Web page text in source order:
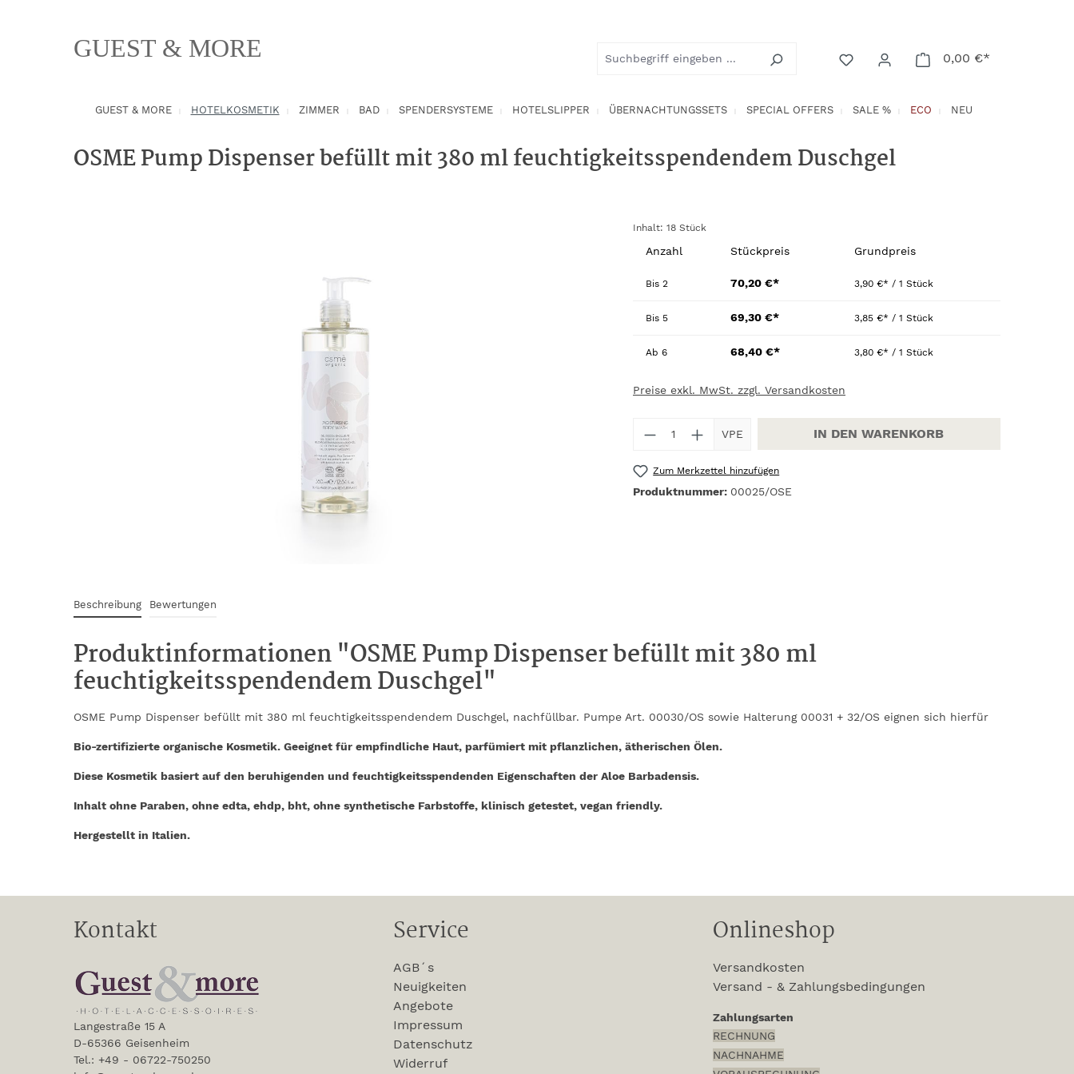
GUEST & MORE 0,00 €*
GUEST & MORE HOTELKOSMETIK ZIMMER BAD SPENDERSYSTEME HOTELSLIPPER ÜBERNACHTUNGSSETS SPECIAL OFFERS SALE % ECO NEU
OSME Pump Dispenser befüllt mit 380 ml feuchtigkeitsspendendem Duschgel
Inhalt: 18 Stück
Anzahl Stückpreis Grundpreis
Bis 2 70,20 €* 3,90 €* / 1 Stück
Bis 5 69,30 €* 3,85 €* / 1 Stück
Ab 6 68,40 €* 3,80 €* / 1 Stück
Preise exkl. MwSt. zzgl. Versandkosten
Produkt Anzahl: Gib den gewünschten Wert
VPE IN DEN WARENKORB
Zum Merkzettel hinzufügen
Produktnummer: 00025/OSE
Beschreibung Bewertungen
Produktinformationen "OSME Pump Dispenser befüllt mit 380 ml
feuchtigkeitsspendendem Duschgel"
OSME Pump Dispenser befüllt mit 380 ml feuchtigkeitsspendendem Duschgel, nachfüllbar. Pumpe Art. 00030/OS sowie Halterung 00031 + 32/OS eignen sich hierfür
Bio-zertifizierte organische Kosmetik. Geeignet für empfindliche Haut, parfümiert mit pflanzlichen, ätherischen Ölen.
Diese Kosmetik basiert auf den beruhigenden und feuchtigkeitsspendenden Eigenschaften der Aloe Barbadensis.
Inhalt ohne Paraben, ohne edta, ehdp, bht, ohne synthetische Farbstoffe, klinisch getestet, vegan friendly.
Hergestellt in Italien.
Kontakt
Langestraße 15 A
D-65366 Geisenheim
Tel.: +49 - 06722-750250
Service
AGB´s
Neuigkeiten
Angebote
Impressum
Datenschutz
Widerruf
Onlineshop
Versandkosten
Versand - & Zahlungsbedingungen
Zahlungsarten
RECHNUNG
NACHNAHME